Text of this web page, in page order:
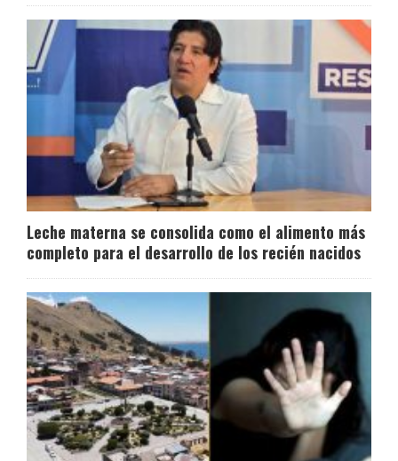
Leche materna se consolida como el alimento más
completo para el desarrollo de los recién nacidos